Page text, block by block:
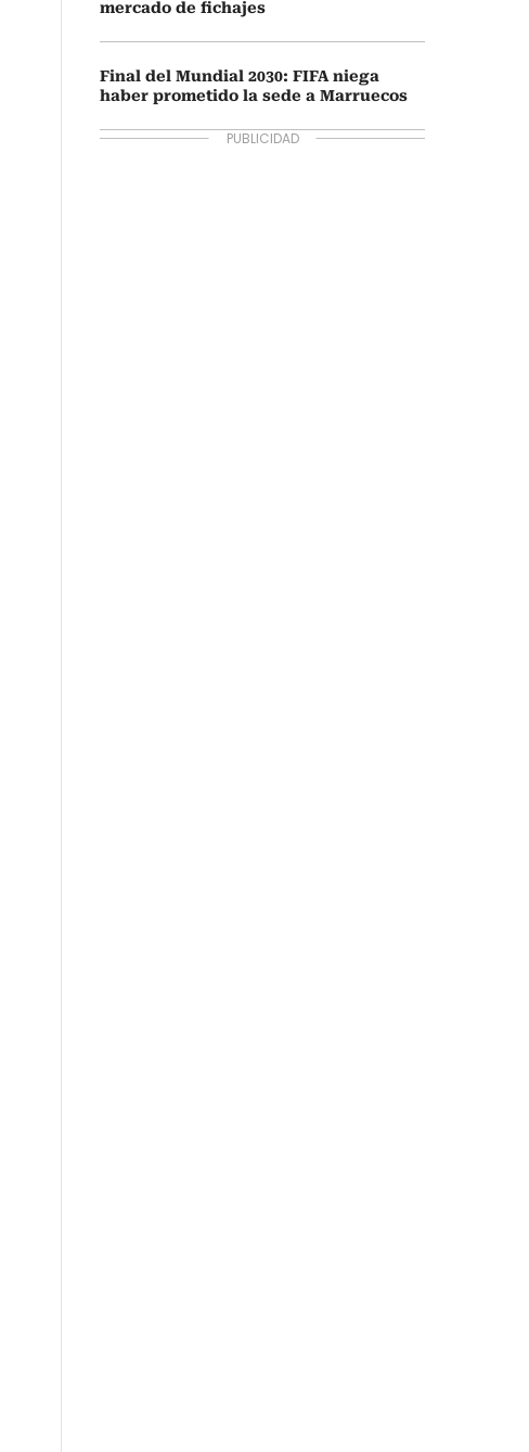
mercado de fichajes
Final del Mundial 2030: FIFA niega
haber prometido la sede a Marruecos